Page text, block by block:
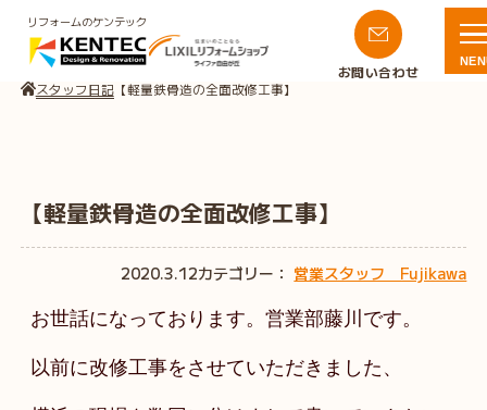
リフォームのケンテック
お問い合わせ
スタッフ日記【軽量鉄骨造の全面改修工事】
【軽量鉄骨造の全面改修工事】
2020.3.12カテゴリー： 営業スタッフ Fujikawa
お世話になっております。営業部藤川です。
以前に改修工事をさせていただきました、